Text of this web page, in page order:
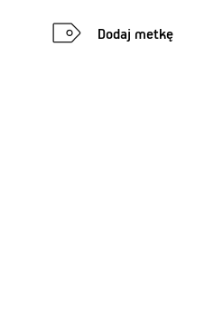
Dodaj metkę